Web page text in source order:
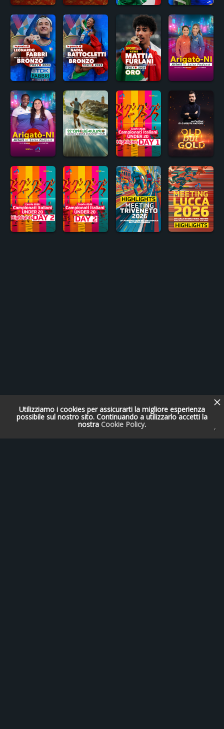
Utilizziamo i cookies per assicurarti la migliore esperienza
possibile sul nostro sito. Continuando a utilizzarlo accetti la
nostra Cookie Policy.